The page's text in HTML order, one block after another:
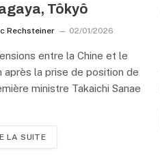
Tôkyô
Rechsteiner 02/01/2026
entre la Chine et le
après la prise de position de
ministre Takaichi Sanae
LA SUITE